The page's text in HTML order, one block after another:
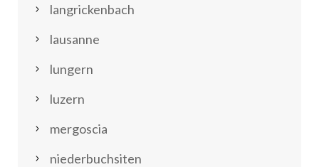
langrickenbach
lausanne
lungern
luzern
mergoscia
niederbuchsiten